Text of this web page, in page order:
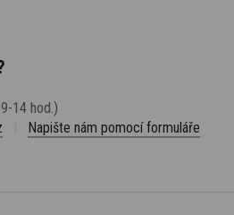
14 hod.)
Napište nám pomocí formuláře